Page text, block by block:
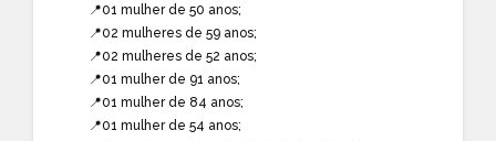
📍01 mulher de 50 anos;
📍02 mulheres de 59 anos;
📍02 mulheres de 52 anos;
📍01 mulher de 91 anos;
📍01 mulher de 84 anos;
📍01 mulher de 54 anos;